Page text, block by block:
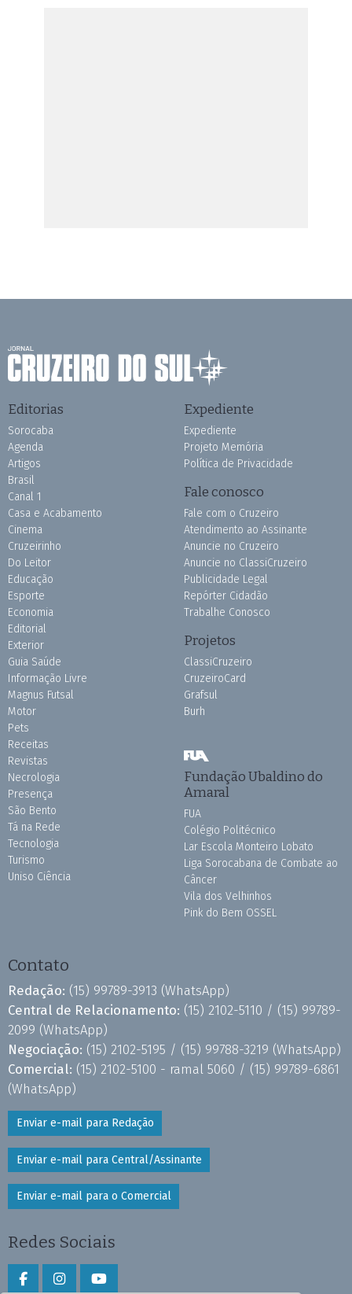
Editorias
Sorocaba
Agenda
Artigos
Brasil
Canal 1
Casa e Acabamento
Cinema
Cruzeirinho
Do Leitor
Educação
Esporte
Economia
Editorial
Exterior
Guia Saúde
Informação Livre
Magnus Futsal
Motor
Pets
Receitas
Revistas
Necrologia
Presença
São Bento
Tá na Rede
Tecnologia
Turismo
Uniso Ciência
Expediente
Expediente
Projeto Memória
Política de Privacidade
Fale conosco
Fale com o Cruzeiro
Atendimento ao Assinante
Anuncie no Cruzeiro
Anuncie no ClassiCruzeiro
Publicidade Legal
Repórter Cidadão
Trabalhe Conosco
Projetos
ClassiCruzeiro
CruzeiroCard
Grafsul
Burh
Fundação Ubaldino do
Amaral
FUA
Colégio Politécnico
Lar Escola Monteiro Lobato
Liga Sorocabana de Combate ao
Câncer
Vila dos Velhinhos
Pink do Bem OSSEL
Contato
Redação: (15) 99789-3913 (WhatsApp)
Central de Relacionamento: (15) 2102-5110 / (15) 99789-
2099 (WhatsApp)
Negociação: (15) 2102-5195 / (15) 99788-3219 (WhatsApp)
Comercial: (15) 2102-5100 - ramal 5060 / (15) 99789-6861
(WhatsApp)
Enviar e-mail para Redação
Enviar e-mail para Central/Assinante
Enviar e-mail para o Comercial
Redes Sociais